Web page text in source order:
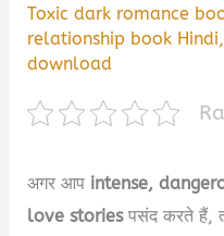
Toxic dark romance
relationship book Hindi
download
अगर आप intense,
love storiesपसंद करते हैं,